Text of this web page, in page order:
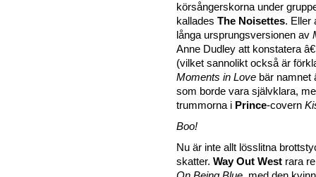
körsångerskorna under
kallades The Noisettes. Eller
långa ursprungsversionen av
Anne Dudley att konstatera
(vilket sannolikt också är
Moments in Love bär namnet
som borde vara självklara,
trummorna i Prince-covern
Boo!
Nu är inte allt lösslitna
skatter. Way Out West rara